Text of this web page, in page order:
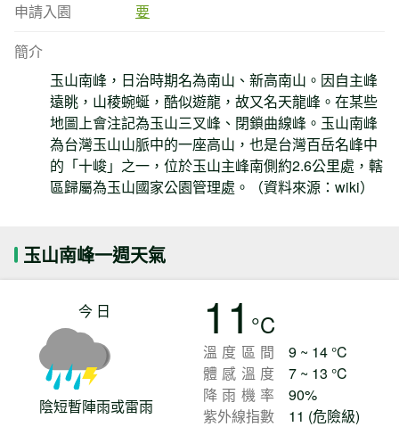
申請入園
要
簡介
玉山南峰，日治時期名為南山、新高南山。因自主峰
遠眺，山稜蜿蜒，酷似遊龍，故又名天龍峰。在某些
地圖上會注記為玉山三叉峰、閉鎖曲線峰。玉山南峰
為台灣玉山山脈中的一座高山，也是台灣百岳名峰中
的「十峻」之一，位於玉山主峰南側約2.6公里處，轄
區歸屬為玉山國家公園管理處。（資料來源：wiki）
玉山南峰一週天氣
今日
陰短暫陣雨或雷雨
11 °C
溫度區間
9 ~ 14 °C
體感溫度
7 ~ 13 °C
降雨機率
90%
紫外線指數
11 (危險級)